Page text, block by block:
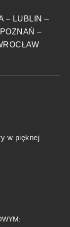
– LUBLIN –
POZNAŃ –
w pięknej